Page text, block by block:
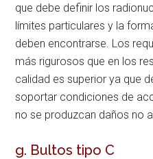
que debe definir los
límites particulares y la
deben encontrarse. Los
más rigurosos que en los
calidad es superior ya que
soportar condiciones de
no se produzcan daños no
g. Bultos tipo C